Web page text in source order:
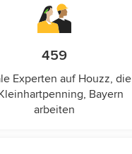
459
Experten auf Houzz, die
Bayern
arbeiten